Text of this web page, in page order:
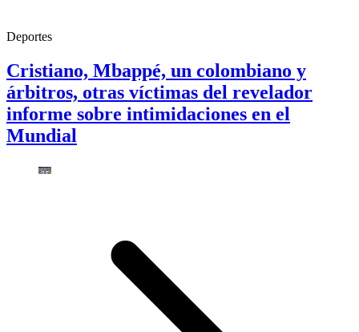
Deportes
Cristiano, Mbappé, un colombiano y
árbitros, otras víctimas del revelador
informe sobre intimidaciones en el
Mundial